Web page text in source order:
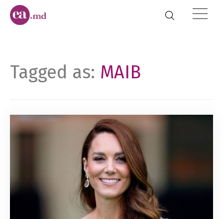
Tagged as: MAIB